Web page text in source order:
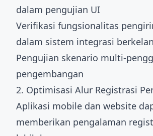
dalam pengujian UI
Verifikasi fungsionalitas
dalam sistem integrasi
Pengujian skenario multi-
pengembangan
2. Optimisasi Alur Registrasi
Aplikasi mobile dan website
memberikan pengalaman